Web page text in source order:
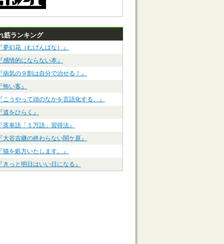
筋ランキング
夢幻花（むげんばな）』
感情的にならない本』
病気の９割は自分で治せる！』
怖い客』
こうやって頭のなかを言語化する。』
道をひらく』
英単語「１万語」習得法』
大谷吉継の終わらない関ケ原』
猫を処方いたします。』
きっと明日はいい日になる』